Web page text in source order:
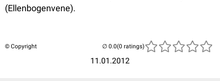
(Ellenbogenvene).
© Copyright
11.01.2012
(0 ratings)